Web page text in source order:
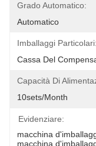
Grado Automatico:
Automatico
Imballaggi Particolari:
Cassa Del
Capacità Di
10sets/month
Evidenziare:
macchina
macchina